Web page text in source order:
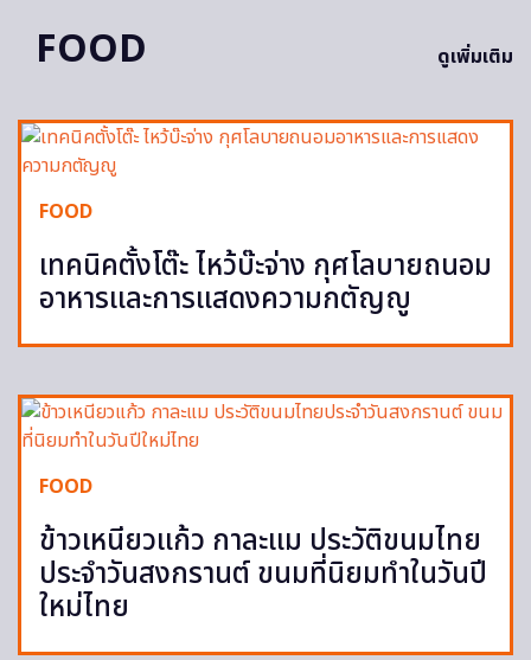
FOOD ดูเพิ่มเติม
FOOD
เทคนิคตั้งโต๊ะ ไหว้บ๊ะจ่าง กุศโลบายถนอม
อาหารและการแสดงความกตัญญู
FOOD
ข้าวเหนียวแก้ว กาละแม ประวัติขนมไทย
ประจำวันสงกรานต์ ขนมที่นิยมทำในวันปี
ใหม่ไทย